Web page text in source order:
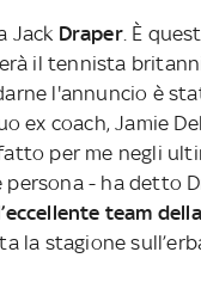
Jack Draper. È
il tennista
l'annuncio è
ex coach, Jamie
per me negli
persona - ha detto
team
la stagione